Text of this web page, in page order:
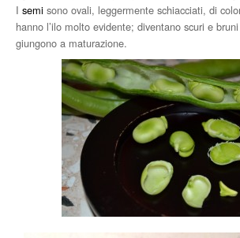
I semi sono ovali, leggermente schiacciati, di
hanno l’ilo molto evidente; diventano scuri e
giungono a maturazione.